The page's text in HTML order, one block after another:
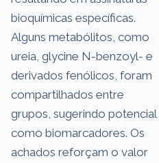
bioquímicas específicas.
Alguns metabólitos, como
ureia, glycine N-benzoyl- e
derivados fenólicos, foram
compartilhados entre
grupos, sugerindo potencial
como biomarcadores. Os
achados reforçam o valor